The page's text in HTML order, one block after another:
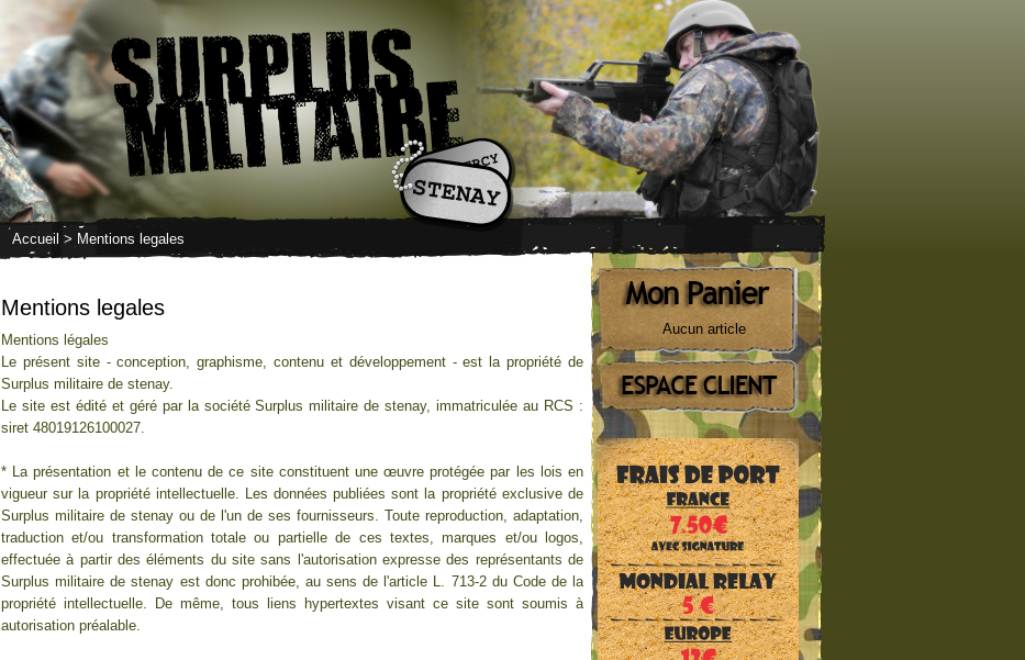
Accueil > Mentions legales
Aucun article
Mentions legales
Mentions légales
Le présent site - conception, graphisme, contenu et développement - est la propriété de
Surplus militaire de stenay.
Le site est édité et géré par la société Surplus militaire de stenay, immatriculée au RCS :
siret 48019126100027.
* La présentation et le contenu de ce site constituent une œuvre protégée par les lois en
vigueur sur la propriété intellectuelle. Les données publiées sont la propriété exclusive de
Surplus militaire de stenay ou de l'un de ses fournisseurs. Toute reproduction, adaptation,
traduction et/ou transformation totale ou partielle de ces textes, marques et/ou logos,
effectuée à partir des éléments du site sans l'autorisation expresse des représentants de
Surplus militaire de stenay est donc prohibée, au sens de l'article L. 713-2 du Code de la
propriété intellectuelle. De même, tous liens hypertextes visant ce site sont soumis à
autorisation préalable.